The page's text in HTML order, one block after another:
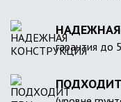
гарантия до